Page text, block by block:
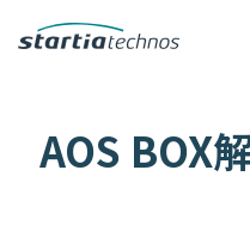
AOS BOX